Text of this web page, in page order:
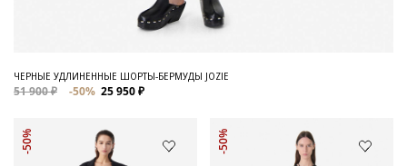
ЧЕРНЫЕ УДЛИНЕННЫЕ ШОРТЫ-БЕРМУДЫ JOZIE
51 900 ₽ -50% 25 950 ₽
-50% -50%